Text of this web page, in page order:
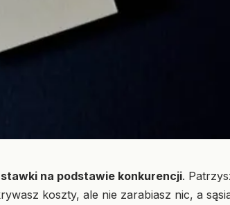
na podstawie konkurencji.
koszty, ale nie zarabiasz nic, a